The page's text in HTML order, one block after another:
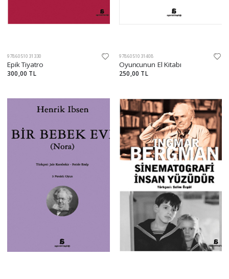
9786051031330
Epik Tiyatro
300,00 TL
9786051031408
Oyuncunun El Kitabı
250,00 TL